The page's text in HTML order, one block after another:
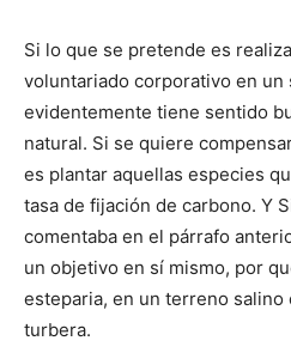
Si lo que se pretende es
voluntariado corporativo en un
evidentemente tiene sentido
natural. Si se quiere
es plantar aquellas especies
tasa de fijación de carbono. Y
comentaba en el párrafo
un objetivo en sí mismo, por
esteparia, en un terreno salino
turbera.